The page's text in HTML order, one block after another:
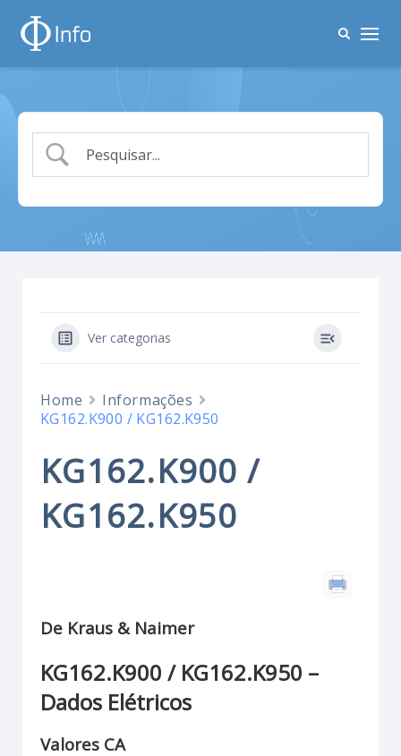
Ver categorias
Home
Informações
KG162.K900 / KG162.K950
KG162.K900 /
KG162.K950
De Kraus & Naimer
KG162.K900 / KG162.K950 –
Dados Elétricos
Valores CA